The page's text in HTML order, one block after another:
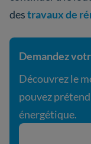
destravaux de
Demandez
Découvrez le
pouvez
énergétique.